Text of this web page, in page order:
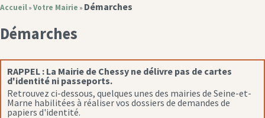
Accueil » Votre Mairie » Démarches
Démarches
RAPPEL : La Mairie de Chessy ne délivre pas de cartes
d'identité ni passeports.
Retrouvez ci-dessous, quelques unes des mairies de Seine-et-
Marne habilitées à réaliser vos dossiers de demandes de
papiers d'identité.